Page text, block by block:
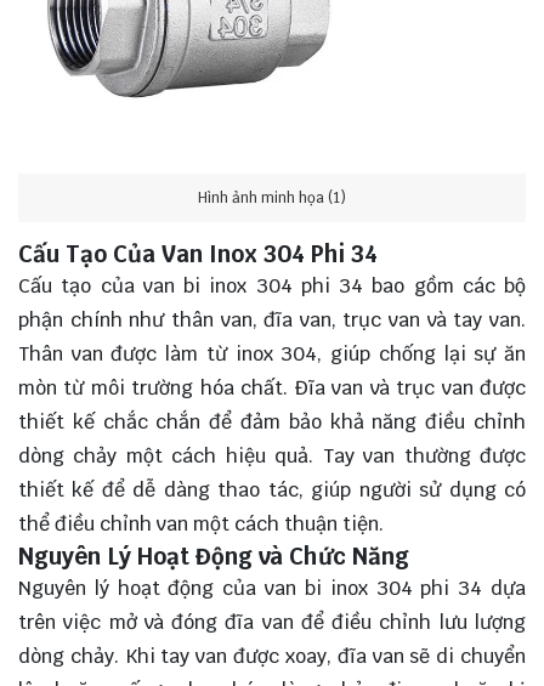
Hình ảnh minh họa (1)
Cấu Tạo Của Van Inox 304 Phi 34
Cấu tạo của van bi inox 304 phi 34 bao gồm các bộ
phận chính như thân van, đĩa van, trục van và tay van.
Thân van được làm từ inox 304, giúp chống lại sự ăn
mòn từ môi trường hóa chất. Đĩa van và trục van được
thiết kế chắc chắn để đảm bảo khả năng điều chỉnh
dòng chảy một cách hiệu quả. Tay van thường được
thiết kế để dễ dàng thao tác, giúp người sử dụng có
thể điều chỉnh van một cách thuận tiện.
Nguyên Lý Hoạt Động và Chức Năng
Nguyên lý hoạt động của van bi inox 304 phi 34 dựa
trên việc mở và đóng đĩa van để điều chỉnh lưu lượng
dòng chảy. Khi tay van được xoay, đĩa van sẽ di chuyển